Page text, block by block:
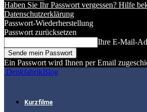
Haben Sie Ihr Passwort vergessen? Hilfe
Datenschutzerklärung
Passwort-Wiederherstellung
Passwort zurücksetzen
Ihre E-Mail-
Ein Passwort wird Ihnen per Email
DenkfabrikBlog
Kurzfilme